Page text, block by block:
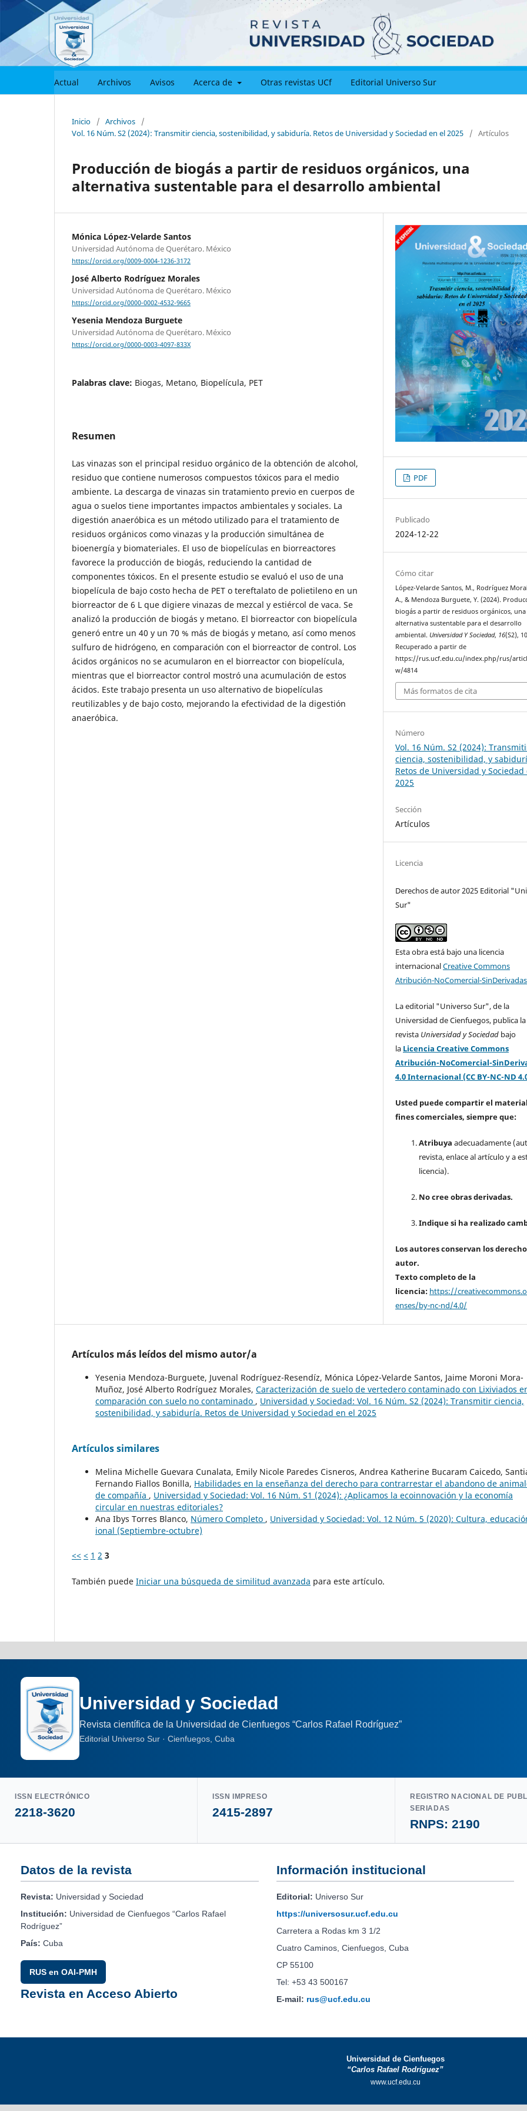
Actual Archivos Avisos Acerca de Otras revistas UCf Editorial Universo Sur
Inicio / Archivos
/
Vol. 16 Núm. S2 (2024): Transmitir ciencia, sostenibilidad, y sabiduría. Retos de Universidad y Sociedad en el 2025
/ Artículos
Producción de biogás a partir de residuos orgánicos, una
alternativa sustentable para el desarrollo ambiental
Mónica López-Velarde Santos
Universidad Autónoma de Querétaro. México
https://orcid.org/0009-0004-1236-3172
José Alberto Rodríguez Morales
Universidad Autónoma de Querétaro. México
https://orcid.org/0000-0002-4532-9665
Yesenia Mendoza Burguete
Universidad Autónoma de Querétaro. México
https://orcid.org/0000-0003-4097-833X
Palabras clave: Biogas, Metano, Biopelícula, PET
Resumen
Las vinazas son el principal residuo orgánico de la obtención de alcohol,
residuo que contiene numerosos compuestos tóxicos para el medio
ambiente. La descarga de vinazas sin tratamiento previo en cuerpos de
agua o suelos tiene importantes impactos ambientales y sociales. La
digestión anaeróbica es un método utilizado para el tratamiento de
residuos orgánicos como vinazas y la producción simultánea de
bioenergía y biomateriales. El uso de biopelículas en biorreactores
favorece la producción de biogás, reduciendo la cantidad de
componentes tóxicos. En el presente estudio se evaluó el uso de una
biopelícula de bajo costo hecha de PET o tereftalato de polietileno en un
biorreactor de 6 L que digiere vinazas de mezcal y estiércol de vaca. Se
analizó la producción de biogás y metano. El biorreactor con biopelícula
generó entre un 40 y un 70 % más de biogás y metano, así como menos
sulfuro de hidrógeno, en comparación con el biorreactor de control. Los
ácidos orgánicos no se acumularon en el biorreactor con biopelícula,
mientras que el biorreactor control mostró una acumulación de estos
ácidos. Este trabajo presenta un uso alternativo de biopelículas
reutilizables y de bajo costo, mejorando la efectividad de la digestión
anaeróbica.
PDF
Publicado
2024-12-22
Cómo citar
López-Velarde Santos, M., Rodríguez
A., & Mendoza Burguete, Y. (2024).
biogás a partir de residuos orgánicos, una
alternativa sustentable para el desarrollo
ambiental. Universidad Y Sociedad, 16(S2),
Recuperado a partir de
https://rus.ucf.edu.cu/index.php/rus/
w/4814
Más formatos de cita
Número
Vol. 16 Núm. S2 (2024):
ciencia, sostenibilidad, y
Retos de Universidad y Sociedad
2025
Sección
Artículos
Licencia
Derechos de autor 2025 Editorial
Sur"
Esta obra está bajo una licencia
internacionalCreative Commons
Atribución-NoComercial-
La editorial "Universo Sur", de la
Universidad de Cienfuegos, publica la
revista Universidad y Sociedad bajo
la Licencia Creative Commons
Atribución-NoComercial-
4.0 Internacional (CC BY-NC-ND
Usted puede compartir el
fines comerciales, siempre que:
Atribuya adecuadamente
revista, enlace al artículo y a
licencia).
No cree obras derivadas.
Indique si ha realizado
Los autores conservan los
autor.
Texto completo de la
licencia: https://
enses/by-nc-nd/4.0/
Artículos más leídos del mismo autor/a
Yesenia Mendoza-Burguete, Juvenal Rodríguez-Resendíz, Mónica López-Velarde Santos, Jaime Moroni Mora-
Muñoz, José Alberto Rodríguez Morales, Caracterización de suelo de vertedero contaminado con Lixiviados
comparación con suelo no contaminado , Universidad y Sociedad: Vol. 16 Núm. S2 (2024): Transmitir ciencia,
sostenibilidad, y sabiduría. Retos de Universidad y Sociedad en el 2025
Artículos similares
Melina Michelle Guevara Cunalata, Emily Nicole Paredes Cisneros, Andrea Katherine Bucaram Caicedo,
Fernando Fiallos Bonilla, Habilidades en la enseñanza del derecho para contrarrestar el abandono de
de compañía , Universidad y Sociedad: Vol. 16 Núm. S1 (2024): ¿Aplicamos la ecoinnovación y la economía
circular en nuestras editoriales?
Ana Ibys Torres Blanco, Número Completo , Universidad y Sociedad: Vol. 12 Núm. 5 (2020): Cultura,
ional (Septiembre-octubre)
<< < 1 2 3
También puede Iniciar una búsqueda de similitud avanzada para este artículo.
Universidad y Sociedad
Revista científica de la Universidad de Cienfuegos “Carlos Rafael Rodríguez”
Editorial Universo Sur · Cienfuegos, Cuba
ISSN ELECTRÓNICO
2218-3620
ISSN IMPRESO
2415-2897
REGISTRO NACIONAL DE
SERIADAS
RNPS: 2190
Datos de la revista
Revista: Universidad y Sociedad
Institución: Universidad de Cienfuegos “Carlos Rafael
Rodríguez”
País: Cuba
RUS en OAI-PMH
Revista en Acceso Abierto
Información institucional
Editorial: Universo Sur
https://universosur.ucf.edu.cu
Carretera a Rodas km 3 1/2
Cuatro Caminos, Cienfuegos, Cuba
CP 55100
Tel: +53 43 500167
E-mail: rus@ucf.edu.cu
Universidad de Cienfuegos
“Carlos Rafael Rodríguez”
www.ucf.edu.cu